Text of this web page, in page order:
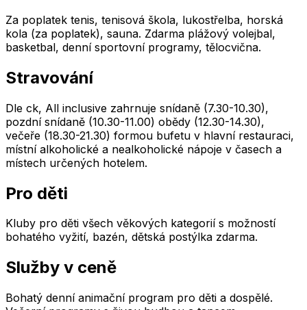
Za poplatek tenis, tenisová škola, lukostřelba, horská
kola (za poplatek), sauna. Zdarma plážový volejbal,
basketbal, denní sportovní programy, tělocvična.
Stravování
Dle ck, All inclusive zahrnuje snídaně (7.30-10.30),
pozdní snídaně (10.30-11.00) obědy (12.30-14.30),
večeře (18.30-21.30) formou bufetu v hlavní restauraci,
místní alkoholické a nealkoholické nápoje v časech a
místech určených hotelem.
Pro děti
Kluby pro děti všech věkových kategorií s možností
bohatého vyžití, bazén, dětská postýlka zdarma.
Služby v ceně
Bohatý denní animační program pro děti a dospělé.